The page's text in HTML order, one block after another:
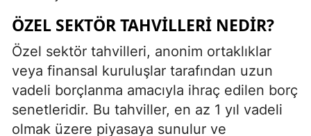
ÖZEL SEKTÖR TAHVILLERI NEDIR?
Özel sektör tahvilleri, anonim ortaklıklar
veya finansal kuruluşlar tarafından uzun
vadeli borçlanma amacıyla ihraç edilen borç
senetleridir. Bu tahviller, en az 1 yıl vadeli
olmak üzere piyasaya sunulur ve